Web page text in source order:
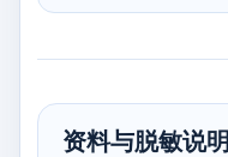
资料与脱敏说明